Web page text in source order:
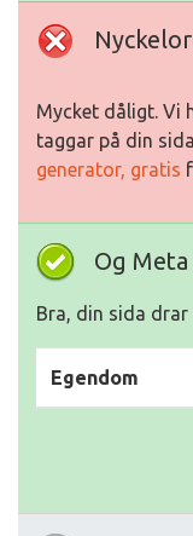
Mycket dåligt. Vi
taggar på din
generator, gratis
Og
Bra, din sida
Egendom